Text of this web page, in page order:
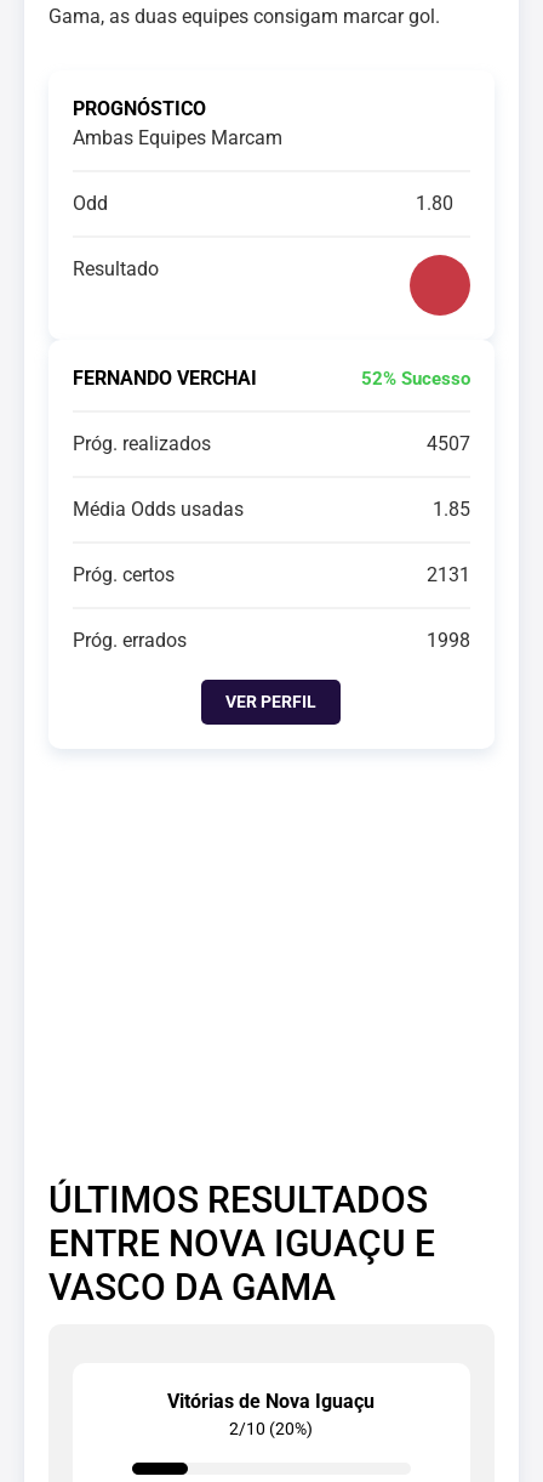
Gama, as duas equipes consigam marcar gol.
PROGNÓSTICO
Ambas Equipes Marcam
Odd 1.80
Resultado
FERNANDO VERCHAI 52% Sucesso
Próg. realizados 4507
Média Odds usadas 1.85
Próg. certos 2131
Próg. errados 1998
VER PERFIL
ÚLTIMOS RESULTADOS
ENTRE NOVA IGUAÇU E
VASCO DA GAMA
Vitórias de Nova Iguaçu
2/10 (20%)